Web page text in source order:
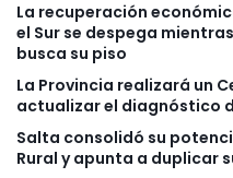
La recuperación
el Sur se despega
busca su piso
La Provincia realizará un
actualizar el diagnóstico
Salta consolidó su
Rural y apunta a duplicar